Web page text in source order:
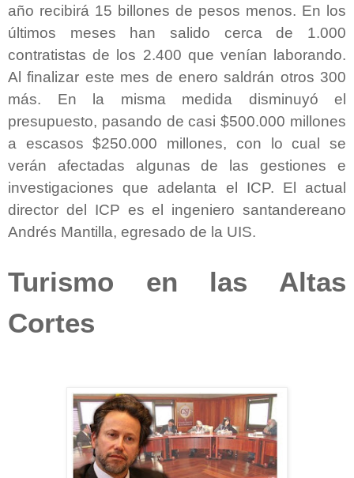
año recibirá 15 billones de pesos menos. En los
últimos meses han salido cerca de 1.000
contratistas de los 2.400 que venían laborando.
Al finalizar este mes de enero saldrán otros 300
más. En la misma medida disminuyó el
presupuesto, pasando de casi $500.000 millones
a escasos $250.000 millones, con lo cual se
verán afectadas algunas de las gestiones e
investigaciones que adelanta el ICP. El actual
director del ICP es el ingeniero santandereano
Andrés Mantilla, egresado de la UIS.
Turismo en las Altas
Cortes